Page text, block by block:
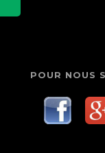
POUR NOUS